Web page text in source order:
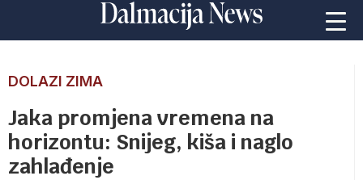
DOLAZI ZIMA
Jaka promjena vremena na
horizontu: Snijeg, kiša i naglo
zahlađenje